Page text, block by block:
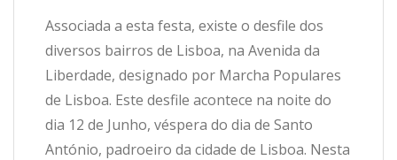
Associada a esta festa, existe o desfile dos
diversos bairros de Lisboa, na Avenida da
Liberdade, designado por Marcha Populares
de Lisboa. Este desfile acontece na noite do
dia 12 de Junho, véspera do dia de Santo
António, padroeiro da cidade de Lisboa. Nesta